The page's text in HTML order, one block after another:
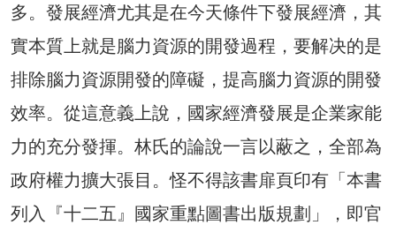
多。發展經濟尤其是在今天條件下發展經濟，其
實本質上就是腦力資源的開發過程，要解决的是
排除腦力資源開發的障礙，提高腦力資源的開發
效率。從這意義上說，國家經濟發展是企業家能
力的充分發揮。林氏的論說一言以蔽之，全部為
政府權力擴大張目。怪不得該書扉頁印有「本書
列入『十二五』國家重點圖書出版規劃」，即官